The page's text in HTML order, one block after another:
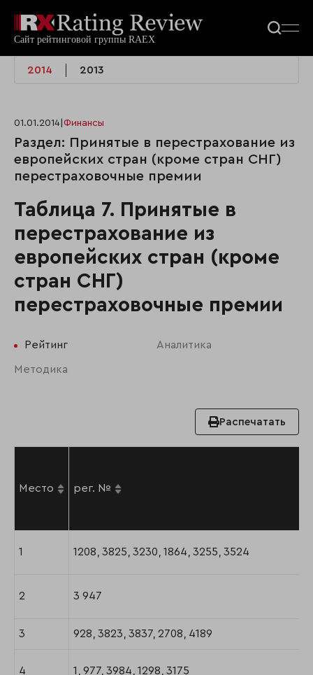
2014 2013
01.01.2014 Финансы
Раздел: Принятые в перестрахование из
европейских стран (кроме стран СНГ)
перестраховочные премии
Таблица 7. Принятые в
перестрахование из
европейских стран (кроме
стран СНГ)
перестраховочные премии
Рейтинг Аналитика
Методика
Распечатать
Место рег. №
1 1208, 3825, 3230, 1864, 3255, 3524
2 3 947
3 928, 3823, 3837, 2708, 4189
4 1, 977, 3984, 1298, 3175